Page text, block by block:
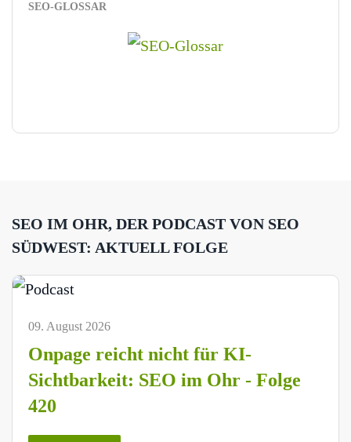
SEO-GLOSSAR
SEO IM OHR, DER PODCAST VON SEO
SÜDWEST: AKTUELL FOLGE
09. August 2026
Onpage reicht nicht für KI-
Sichtbarkeit: SEO im Ohr - Folge
420